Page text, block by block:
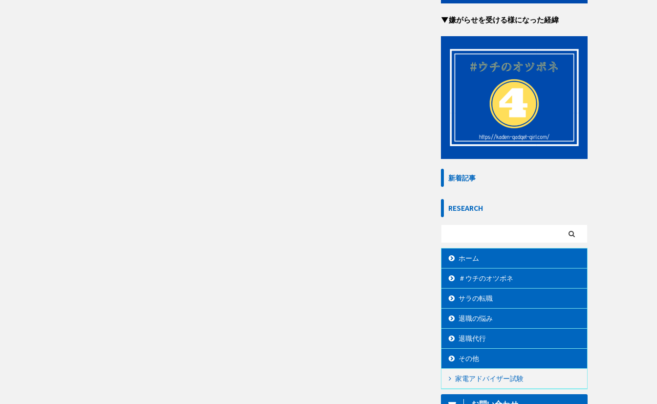
▼嫌がらせを受ける様になった経緯
新着記事
RESEARCH
ホーム
＃ウチのオツボネ
サラの転職
退職の悩み
退職代行
その他
家電アドバイザー試験